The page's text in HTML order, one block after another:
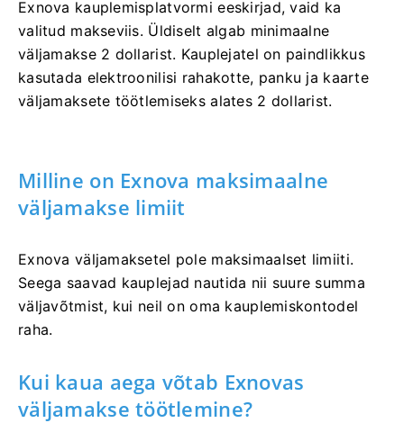
Exnova kauplemisplatvormi eeskirjad, vaid ka
valitud makseviis. Üldiselt algab minimaalne
väljamakse 2 dollarist. Kauplejatel on paindlikkus
kasutada elektroonilisi rahakotte, panku ja kaarte
väljamaksete töötlemiseks alates 2 dollarist.
Milline on Exnova maksimaalne
väljamakse limiit
Exnova väljamaksetel pole maksimaalset limiiti.
Seega saavad kauplejad nautida nii suure summa
väljavõtmist, kui neil on oma kauplemiskontodel
raha.
Kui kaua aega võtab Exnovas
väljamakse töötlemine?